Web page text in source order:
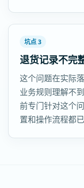
坑点 3
退货记录不完
这个问题在实际
业务规则理解不
前专门针对这个
置和操作流程都